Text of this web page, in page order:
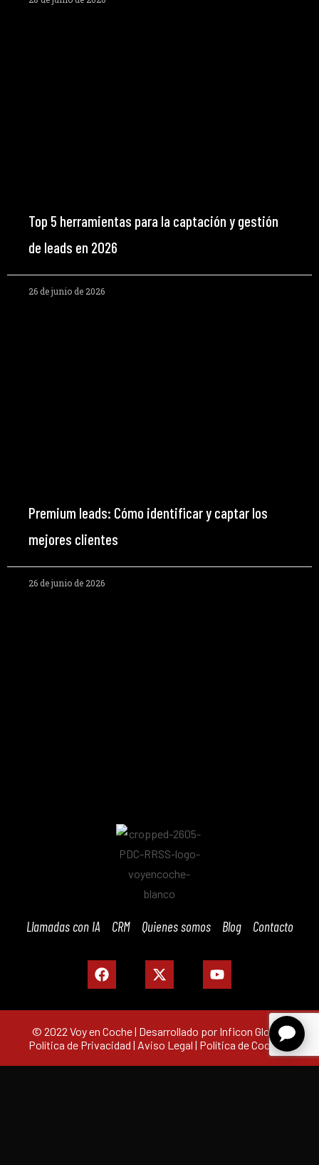
Top 5 herramientas para la captación y gestión
de leads en 2026
26 de junio de 2026
Premium leads: Cómo identificar y captar los
mejores clientes
26 de junio de 2026
Llamadas con IA CRM Quienes somos Blog Contacto
© 2022 Voy en Coche | Desarrollado por Inficon Global |
Política de Privacidad | Aviso Legal | Política de Cookies